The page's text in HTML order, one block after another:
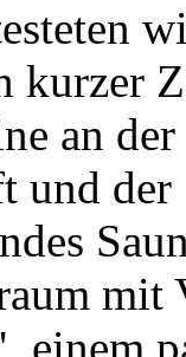
an
und
mit
einem